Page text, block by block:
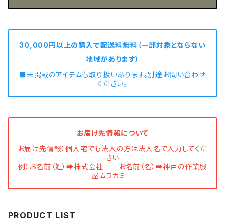
30,000円以上の購入で配送料無料（一部対象とならない
地域があります）
■未掲載のアイテムも取り扱いあります。別途お問い合わせ
ください。
お届け先情報について
お届け先情報：個人宅でも法人の方は法人名で入力してくだ
さい
例）お名前（姓）➡株式会社 お名前（名）➡神戸の作業服
屋ムラカミ
PRODUCT LIST